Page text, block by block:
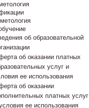
об образовательной
об оказании платных
услуг и
ее использования
об оказании
платных услуг
ее использования